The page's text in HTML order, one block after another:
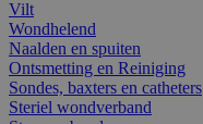
Vilt
Wondhelend
Naalden en spuiten
Ontsmetting en Reiniging
Sondes, baxters en catheters
Steriel wondverband